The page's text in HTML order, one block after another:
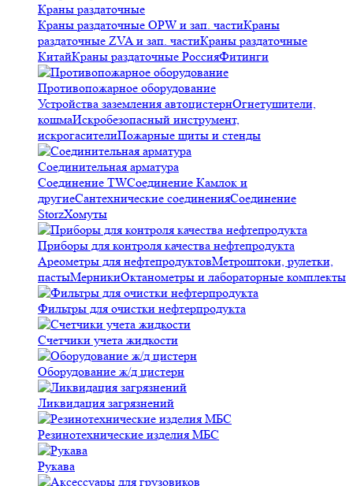
Краны раздаточные
Краны раздаточные OPW и зап. частиКраны
раздаточные ZVA и зап. частиКраны раздаточные
КитайКраны раздаточные РоссияФитинги
Противопожарное оборудование
Устройства заземления автоцистернОгнетушители,
кошмаИскробезопасный инструмент,
искрогасителиПожарные щиты и стенды
Соединительная арматура
Соединение TWСоединение Камлок и
другиеСантехнические соединенияСоединение
StorzХомуты
Приборы для контроля качества нефтепродукта
Ареометры для нефтепродуктовМетроштоки, рулетки,
пастыМерникиОктанометры и лабораторные комплекты
Фильтры для очистки нефтерпродукта
Счетчики учета жидкости
Оборудование ж/д цистерн
Ликвидация загрязнений
Резинотехнические изделия МБС
Рукава